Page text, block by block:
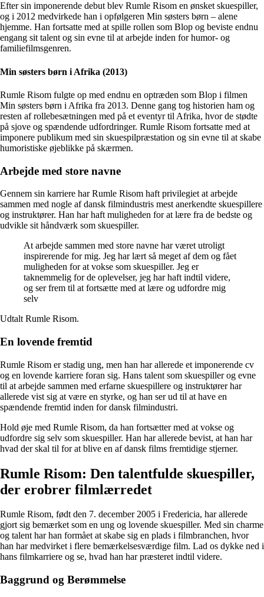
Efter sin imponerende debut blev Rumle Risom en ønsket skuespiller,
og i 2012 medvirkede han i opfølgeren Min søsters børn – alene
hjemme. Han fortsatte med at spille rollen som Blop og beviste endnu
engang sit talent og sin evne til at arbejde inden for humor- og
familiefilmsgenren.
Min søsters børn i Afrika (2013)
Rumle Risom fulgte op med endnu en optræden som Blop i filmen
Min søsters børn i Afrika fra 2013. Denne gang tog historien ham og
resten af rollebesætningen med på et eventyr til Afrika, hvor de stødte
på sjove og spændende udfordringer. Rumle Risom fortsatte med at
imponere publikum med sin skuespilpræstation og sin evne til at skabe
humoristiske øjeblikke på skærmen.
Arbejde med store navne
Gennem sin karriere har Rumle Risom haft privilegiet at arbejde
sammen med nogle af dansk filmindustris mest anerkendte skuespillere
og instruktører. Han har haft muligheden for at lære fra de bedste og
udvikle sit håndværk som skuespiller.
At arbejde sammen med store navne har været utroligt
inspirerende for mig. Jeg har lært så meget af dem og fået
muligheden for at vokse som skuespiller. Jeg er
taknemmelig for de oplevelser, jeg har haft indtil videre,
og ser frem til at fortsætte med at lære og udfordre mig
selv
Udtalt Rumle Risom.
En lovende fremtid
Rumle Risom er stadig ung, men han har allerede et imponerende cv
og en lovende karriere foran sig. Hans talent som skuespiller og evne
til at arbejde sammen med erfarne skuespillere og instruktører har
allerede vist sig at være en styrke, og han ser ud til at have en
spændende fremtid inden for dansk filmindustri.
Hold øje med Rumle Risom, da han fortsætter med at vokse og
udfordre sig selv som skuespiller. Han har allerede bevist, at han har
hvad der skal til for at blive en af dansk films fremtidige stjerner.
Rumle Risom: Den talentfulde skuespiller,
der erobrer filmlærredet
Rumle Risom, født den 7. december 2005 i Fredericia, har allerede
gjort sig bemærket som en ung og lovende skuespiller. Med sin charme
og talent har han formået at skabe sig en plads i filmbranchen, hvor
han har medvirket i flere bemærkelsesværdige film. Lad os dykke ned i
hans filmkarriere og se, hvad han har præsteret indtil videre.
Baggrund og Berømmelse